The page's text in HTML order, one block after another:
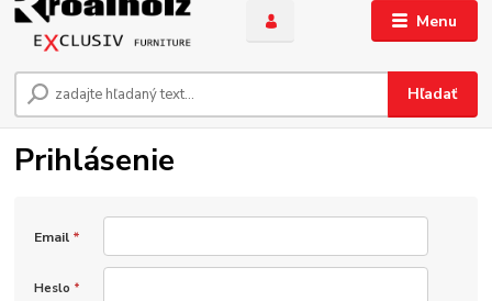
Menu
Hľadať
Prihlásenie
Email *
Heslo *